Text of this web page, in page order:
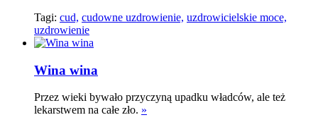
Tagi: cud, cudowne uzdrowienie, uzdrowicielskie moce,
uzdrowienie
Wina wina
Przez wieki bywało przyczyną upadku władców, ale też
lekarstwem na całe zło. »